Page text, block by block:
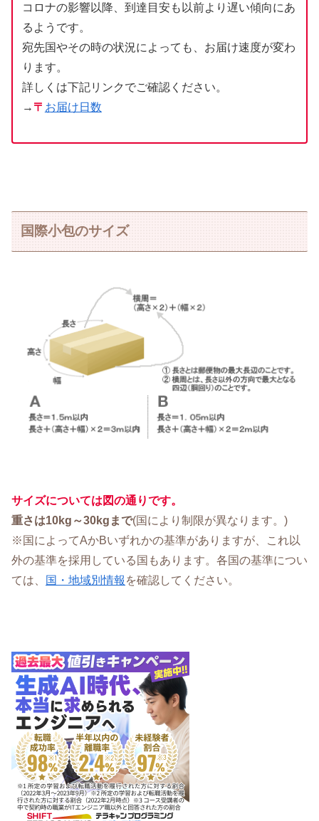
コロナの影響以降、到達目安も以前より遅い傾向にあ
るようです。
宛先国やその時の状況によっても、お届け速度が変わ
ります。
詳しくは下記リンクでご確認ください。
→ 〒 お届け日数
国際小包のサイズ
サイズについては図の通りです。
重さは10kg～30kgまで(国により制限が異なります。)
※国によってAかBいずれかの基準がありますが、これ以
外の基準を採用している国もあります。各国の基準につい
ては、
国・地域別情報 を確認してください。